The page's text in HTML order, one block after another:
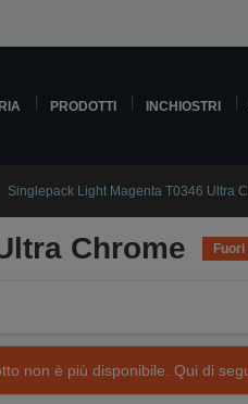
PRODOTTI INCHIOSTRI
Singlepack Light Magenta T0346 Ultra
Chrome
non è più disponibile. Qui di